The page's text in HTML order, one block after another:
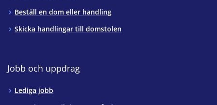
Beställ en dom eller handling
Skicka handlingar till domstolen
Jobb och uppdrag
Lediga jobb